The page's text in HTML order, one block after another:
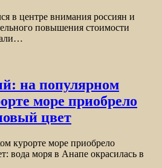
в центре внимания россиян и
повышения стоимости
на популярном
море приобрело
цвет
курорте море приобрело
вода моря в Анапе окрасилась в